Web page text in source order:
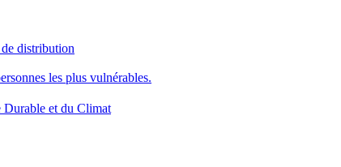
distribution
les plus vulnérables.
Durable et du Climat